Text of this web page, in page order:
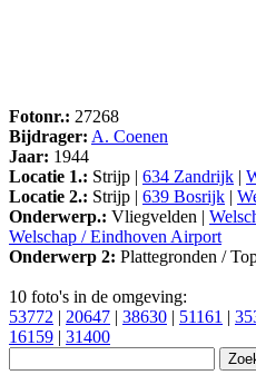
Fotonr.: 27268
Bijdrager: A. Coenen
Jaar: 1944
Locatie 1.: Strijp | 634 Zandrijk |
Locatie 2.: Strijp | 639 Bosrijk |
Onderwerp.: Vliegvelden |
Welschap / Eindhoven Airport
Onderwerp 2: Plattegronden /
10 foto's in de omgeving:
53772 | 20647 | 38630 | 51161 |
16159 | 31400